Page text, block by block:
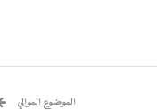
الموضوع الموالي